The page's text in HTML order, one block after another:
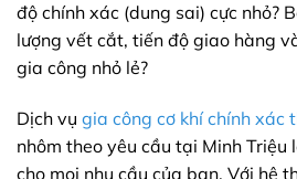
độ chính xác (dung sai) cực nhỏ?
lượng vết cắt, tiến độ giao hàng
gia công nhỏ lẻ?
Dịch vụ gia công cơ khí chính xác
nhôm theo yêu cầu tại Minh
cho mọi nhu cầu của bạn. Với hệ